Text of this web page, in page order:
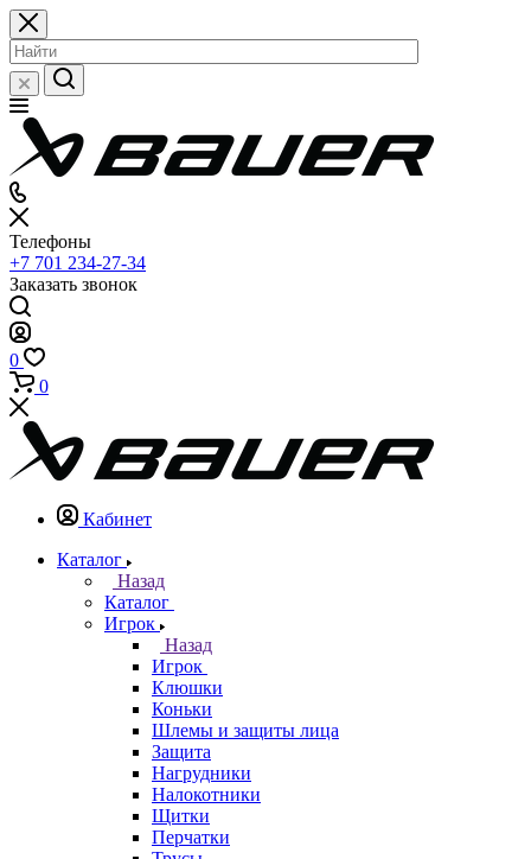
Телефоны
+7 701 234-27-34
Заказать звонок
0
0
Кабинет
Каталог
Назад
Каталог
Игрок
Назад
Игрок
Клюшки
Коньки
Шлемы и защиты лица
Защита
Нагрудники
Налокотники
Щитки
Перчатки